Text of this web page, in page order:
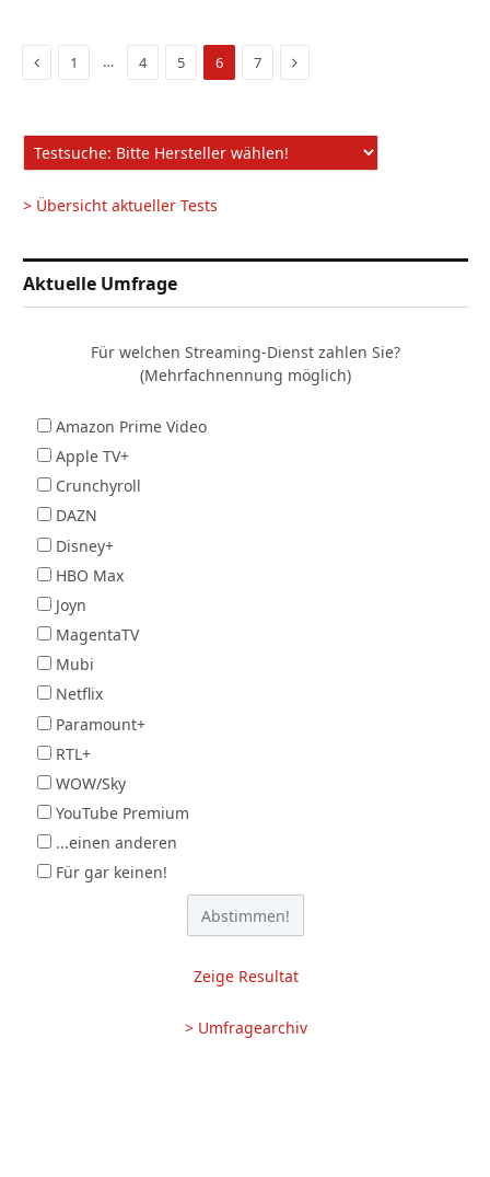
Vorige1 … 4 5 6 7
Nächste
> Übersicht aktueller Tests
Aktuelle Umfrage
Für welchen Streaming-Dienst zahlen Sie?
(Mehrfachnennung möglich)
Amazon Prime Video
Apple TV+
Crunchyroll
DAZN
Disney+
HBO Max
Joyn
MagentaTV
Mubi
Netflix
Paramount+
RTL+
WOW/Sky
YouTube Premium
...einen anderen
Für gar keinen!
Zeige Resultat
> Umfragearchiv